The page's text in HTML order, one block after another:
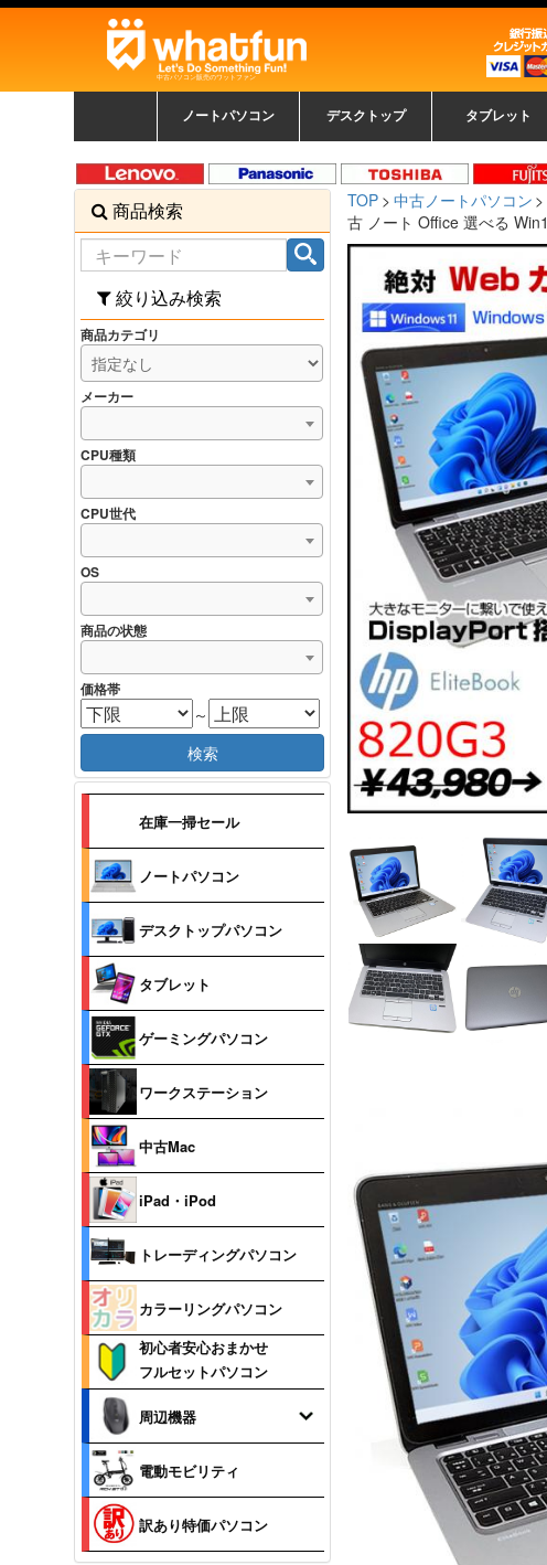
中古パソコン販売のワットファン
ノートパソコン
覧
パソコン
ッカード
デスクトップ
中古デスクトップ一覧
新品デスクトップ一
覧
ゲーミングパソコン
トレーディングパソ
コン
ッカード
タブレット
TOP 中古ノートパソコン
古 ノート Office 選べる
商品検索
絞り込み検索
商品カテゴリ
メーカー
CPU種類
CPU世代
OS
商品の状態
価格帯
～
検索
在庫一掃セール
ノートパソコン
デスクトップパソコン
タブレット
ゲーミングパソコン
ワークステーション
中古Mac
iPad・iPod
トレーディングパソコン
カラーリングパソコン
初心者安心おまかせ
フルセットパソコン
周辺機器
電動モビリティ
訳あり特価パソコン